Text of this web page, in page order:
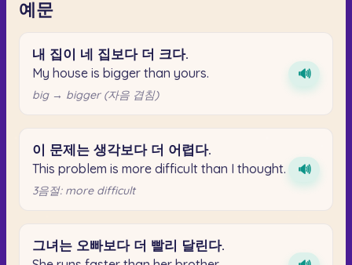
예문
내 집이 네 집보다 더 크다.
My house is bigger than yours.
big → bigger (자음 겹침)
🔊
이 문제는 생각보다 더 어렵다.
This problem is more difficult than I thought.
3음절: more difficult
🔊
그녀는 오빠보다 더 빨리 달린다.